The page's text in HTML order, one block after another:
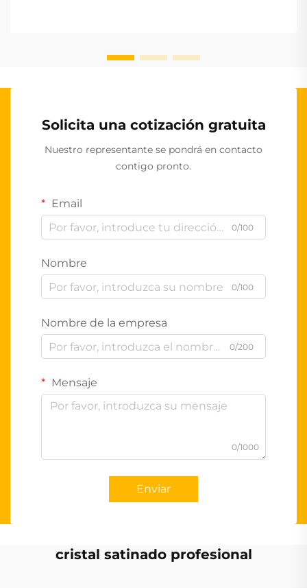
Solicita una cotización gratuita
Nuestro representante se pondrá en contacto
contigo pronto.
Email
0/100
Nombre
0/100
Nombre de la empresa
0/200
Mensaje
0/1000
Enviar
cristal satinado profesional